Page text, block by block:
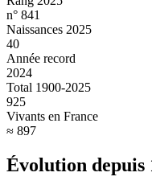
n° 841
Naissances 2025
40
Année record
2024
Total 1900-2025
925
Vivants en France
≈ 897
Évolution depuis